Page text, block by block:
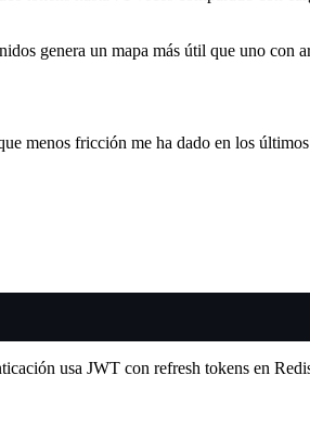
genera un mapa más útil que uno con
menos fricción me ha dado en los últimos
usa JWT con refresh tokens en